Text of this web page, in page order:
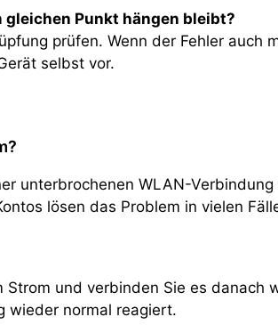
gleichen Punkt hängen bleibt?
prüfen. Wenn der Fehler auch
selbst vor.
unterbrochenen WLAN-
lösen das Problem in vielen
und verbinden Sie es danach
wieder normal reagiert.